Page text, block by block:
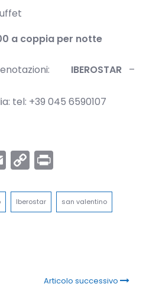
a coppia per notte
IBEROSTAR –
tel: +39 045 6590107
Email
Copy
Link
Iberostar san valentino
Articolo successivo